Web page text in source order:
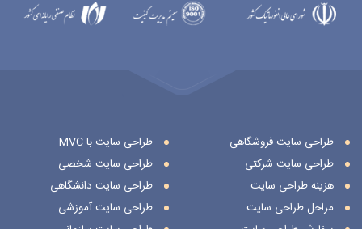
طراحی سایت فروشگاهی
طراحی سایت شرکتی
هزینه طراحی سایت
مراحل طراحی سایت
طراحی سایت با MVC
طراحی سایت شخصی
طراحی سایت دانشگاهی
طراحی سایت آموزشی